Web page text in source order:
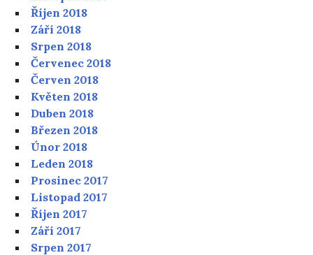
Říjen 2018
Září 2018
Srpen 2018
Červenec 2018
Červen 2018
Květen 2018
Duben 2018
Březen 2018
Únor 2018
Leden 2018
Prosinec 2017
Listopad 2017
Říjen 2017
Září 2017
Srpen 2017